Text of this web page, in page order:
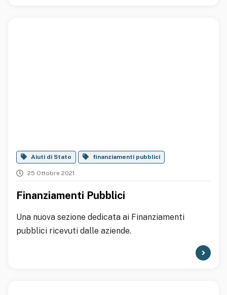
Aiuti di Stato finanziamenti pubblici
25 Ottobre 2021
Finanziamenti Pubblici
Una nuova sezione dedicata ai Finanziamenti
pubblici ricevuti dalle aziende.